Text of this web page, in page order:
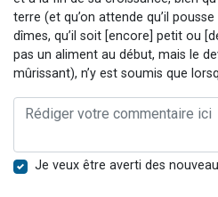
terre (et qu’on attende qu’il
dîmes, qu’il soit [encore] petit ou
pas un aliment au début, mais le
mûrissant), n’y est soumis que
Je veux être averti des